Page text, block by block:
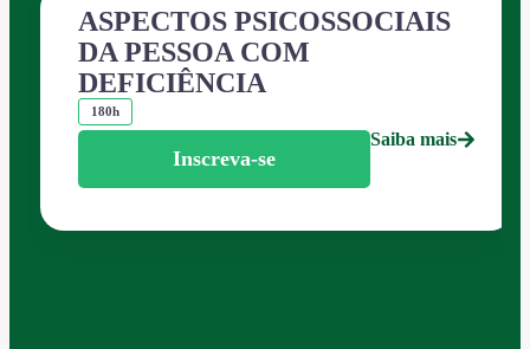
ASPECTOS PSICOSSOCIAIS
DA PESSOA COM
DEFICIÊNCIA
180h
Inscreva-se
Saiba mais